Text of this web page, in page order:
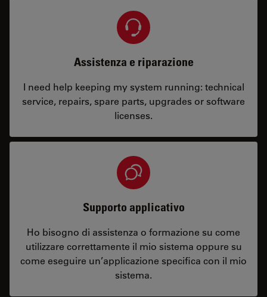
Assistenza e riparazione
I need help keeping my system running: technical
service, repairs, spare parts, upgrades or software
licenses.
Supporto applicativo
Ho bisogno di assistenza o formazione su come
utilizzare correttamente il mio sistema oppure su
come eseguire un’applicazione specifica con il mio
sistema.